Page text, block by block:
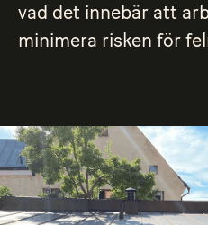
vad det innebär att
minimera risken för